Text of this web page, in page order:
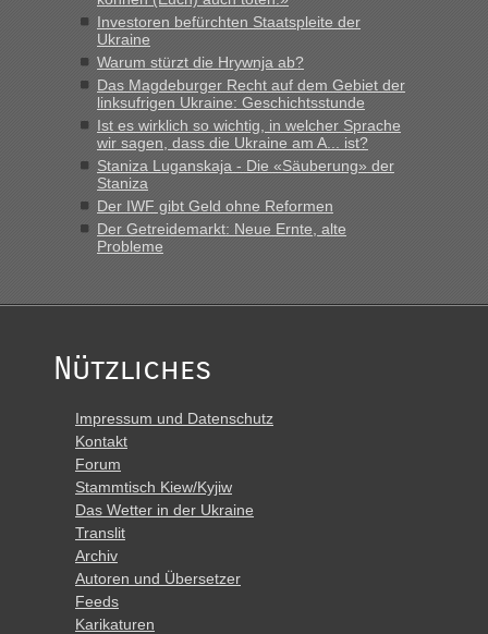
schnellsten?
„Derzeit, ist es überall sehr voll an den Grenzen Ukraine/
Polen. Zb. Krakovets 100 PKW ca. 10 h Wartezeit. Wollen
Montag rüber, versuchen es sehr früh.“
Investoren befürchten Staatspleite der
Ukraine
Warum stürzt die Hrywnja ab?
Das Magdeburger Recht auf dem Gebiet der
linksufrigen Ukraine: Geschichtsstunde
Ist es wirklich so wichtig, in welcher Sprache
wir sagen, dass die Ukraine am A... ist?
Staniza Luganskaja - Die «Säuberung» der
Staniza
Der IWF gibt Geld ohne Reformen
Der Getreidemarkt: Neue Ernte, alte
Probleme
Nützliches
Impressum und Datenschutz
Kontakt
Forum
Stammtisch Kiew/Kyjiw
Das Wetter in der Ukraine
Translit
Archiv
Autoren und Übersetzer
Feeds
Karikaturen